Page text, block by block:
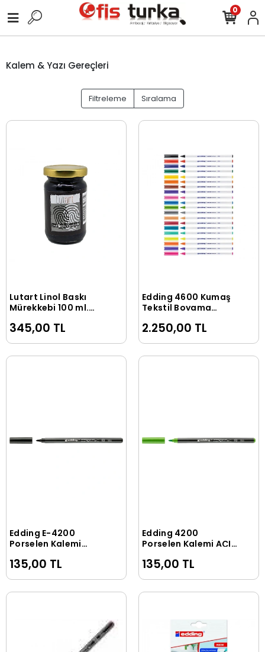
0
Kalem & Yazı Gereçleri
Filtreleme Sıralama
Sepete Ekle
Lutart Linol Baskı
Mürekkebi 100 ml.
345,00 TL
Sepete Ekle
Edding 4600 Kumaş
Tekstil Boyama
2.250,00 TL
Sepete Ekle
Edding E-4200
Porselen Kalemi
135,00 TL
Sepete Ekle
Edding 4200
Porselen Kalemi AÇIK
135,00 TL